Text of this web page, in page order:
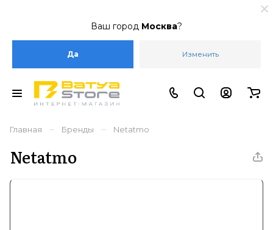
Ваш город Москва?
Да Изменить
Главная – Бренды – Netatmo
Netatmo